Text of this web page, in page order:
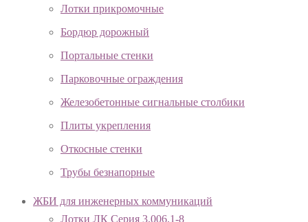
Лотки прикромочные
Бордюр дорожный
Портальные стенки
Парковочные ограждения
Железобетонные сигнальные столбики
Плиты укрепления
Откосные стенки
Трубы безнапорные
ЖБИ для инженерных коммуникаций
Лотки ЛК Серия 3.006.1-8